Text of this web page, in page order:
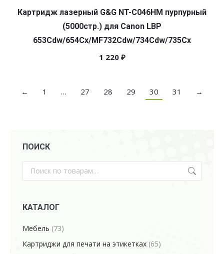
Картридж лазерный G&G NT-C046HM пурпурный
(5000стр.) для Canon LBP
653Cdw/654Cx/MF732Cdw/734Cdw/735Cx
1 220 ₽
← 1 … 27 28 29 30 31 →
ПОИСК
КАТАЛОГ
Мебель (73)
Картриджи для печати на этикетках (65)